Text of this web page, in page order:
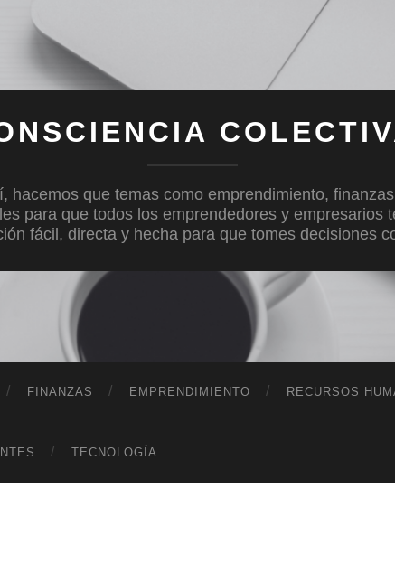
hacemos que temas como emprendimiento,
para que todos los emprendedores y empresarios
fácil, directa y hecha para que tomes decisiones
FINANZAS EMPRENDIMIENTO RECURSOS
TECNOLOGÍA